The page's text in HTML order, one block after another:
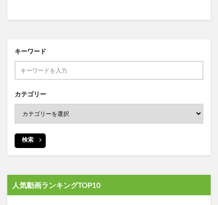
キーワード
カテゴリー
検索
人気動画ランキングTOP10